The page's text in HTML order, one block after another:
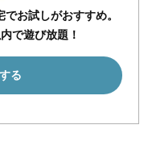
お試しがおすすめ。
で遊び放題！
る